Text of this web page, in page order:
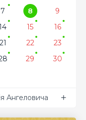
7 8
9
15
16
21 22
23
29
30
Ангеловича